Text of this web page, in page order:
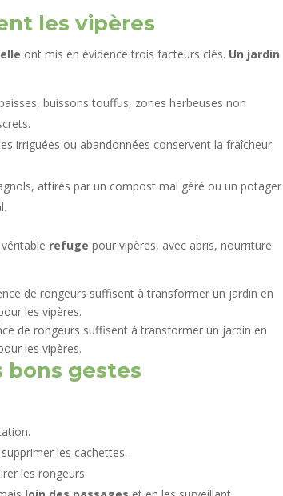
les vipères
ont mis en évidence trois facteurs clés. Un jardin
buissons touffus, zones herbeuses non
irriguées ou abandonnées conservent la fraîcheur
attirés par un compost mal géré ou un potager
refuge pour vipères, avec abris, nourriture
de rongeurs suffisent à transformer un jardin en
les vipères.
bons gestes
les cachettes.
les rongeurs.